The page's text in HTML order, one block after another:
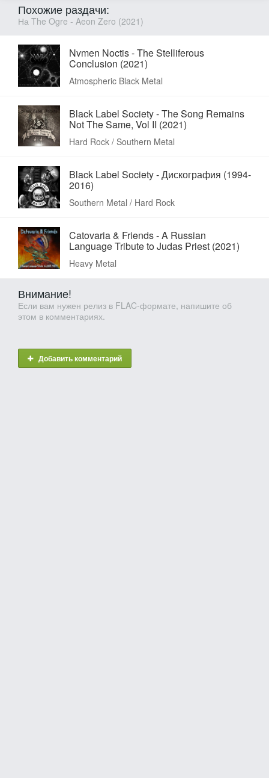
Похожие раздачи:
На The Ogre - Aeon Zero (2021)
Nvmen Noctis - The Stelliferous
Conclusion (2021)
Atmospheric Black Metal
Black Label Society - The Song Remains
Not The Same, Vol II (2021)
Hard Rock / Southern Metal
Black Label Society - Дискография (1994-
2016)
Southern Metal / Hard Rock
Catovaria & Friends - A Russian
Language Tribute to Judas Priest (2021)
Heavy Metal
Внимание!
Если вам нужен релиз в FLAC-формате, напишите об
этом в комментариях.
Добавить комментарий